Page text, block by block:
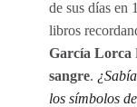
de sus días en
libros
García Lorca
sangre.
los símbolos